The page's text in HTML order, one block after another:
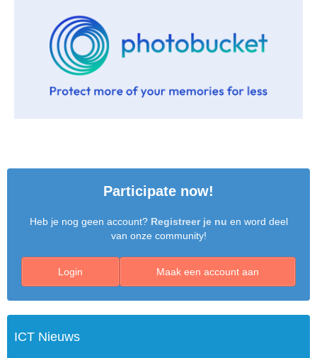
Participate now!
Heb je nog geen account? Registreer je nu en word deel
van onze community!
Maak een account aan
Login
ICT Nieuws